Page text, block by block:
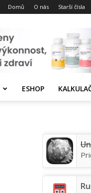
Domů O nás Starší čísla
ESHOP